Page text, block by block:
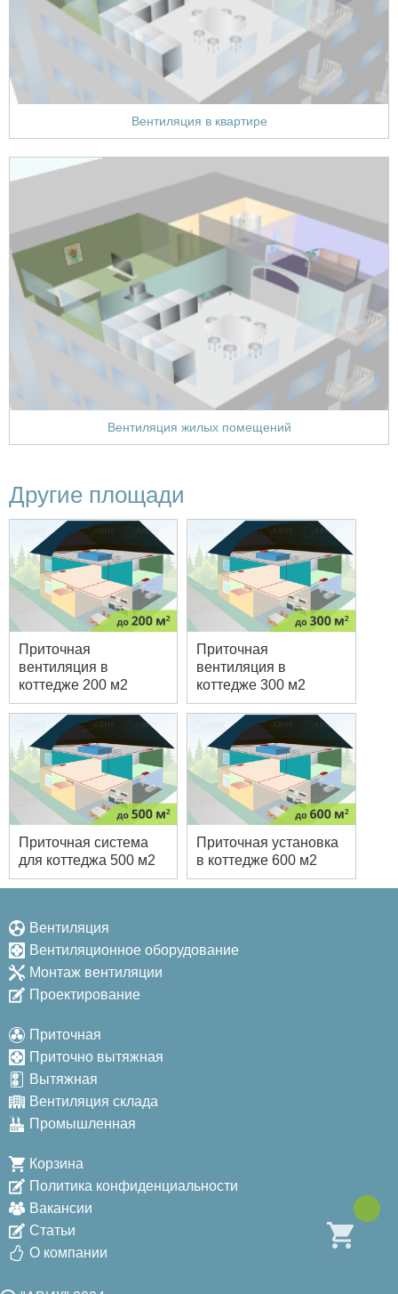
Вентиляция в квартире
Вентиляция жилых помещений
Другие площади
Приточная
вентиляция в
коттедже 200 м2
Приточная
вентиляция в
коттедже 300 м2
Приточная система
для коттеджа 500 м2
Приточная установка
в коттедже 600 м2
Вентиляция
Вентиляционное оборудование
Монтаж вентиляции
Проектирование
Приточная
Приточно вытяжная
Вытяжная
Вентиляция склада
Промышленная
Корзина
Политика конфиденциальности
Вакансии
Статьи
О компании